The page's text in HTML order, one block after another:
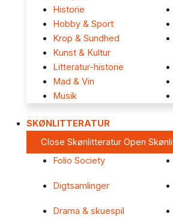
Historie
Hobby & Sport
Krop & Sundhed
Kunst & Kultur
Litteratur-historie
Mad & Vin
Musik
SKØNLITTERATUR
Close Skønlitteratur Open
Folio Society
Digtsamlinger
Drama & skuespil